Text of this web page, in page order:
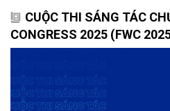
CUỘC THI SÁNG TÁC
CONGRESS 2025 (FWC